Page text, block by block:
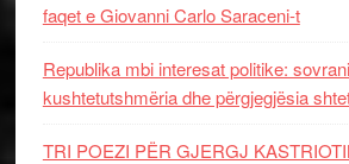
faqet e Giovanni Carlo Saraceni-t
Republika mbi interesat politike:
kushtetutshmëria dhe përgjegjësia
TRI POEZI PËR GJERGJ